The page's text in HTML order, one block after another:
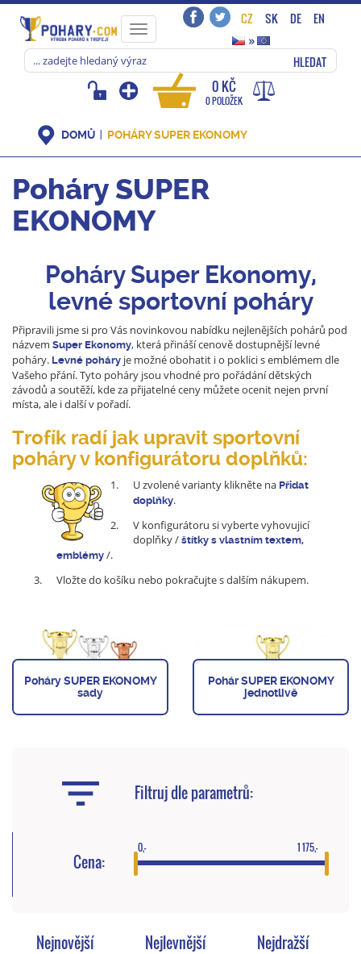
Toggle
navigation
CZ SK DE
EN
»
HLEDAT
0 KČ
0 POLOŽEK
DOMŮ POHÁRY SUPER EKONOMY
Poháry SUPER
EKONOMY
Poháry Super Ekonomy,
levné sportovní poháry
Připravili jsme si pro Vás novinkovou nabídku nejlenějších pohárů pod
názvem Super Ekonomy, která přináší cenově dostupnější levné
poháry. Levné poháry je možné obohatit i o poklici s emblémem dle
Vašeho přání. Tyto poháry jsou vhodné pro pořádání dětských
závodů a soutěží, kde za přijatelné ceny můžete ocenit nejen první
místa, ale i další v pořadí.
Trofík radí jak upravit sportovní
poháry v konfigurátoru doplňků:
U zvolené varianty klikněte na Přidat
doplňky.
V konfigurátoru si vyberte vyhovujicí
doplňky / štítky s vlastním textem,
emblémy /.
Vložte do košíku nebo pokračujte s dalším nákupem.
Poháry SUPER EKONOMY
sady
Pohár SUPER EKONOMY
jednotlivě
Filtruj dle parametrů:
Cena:
0,- 1 175,-
Nejnovější Nejlevnější
Nejdražší